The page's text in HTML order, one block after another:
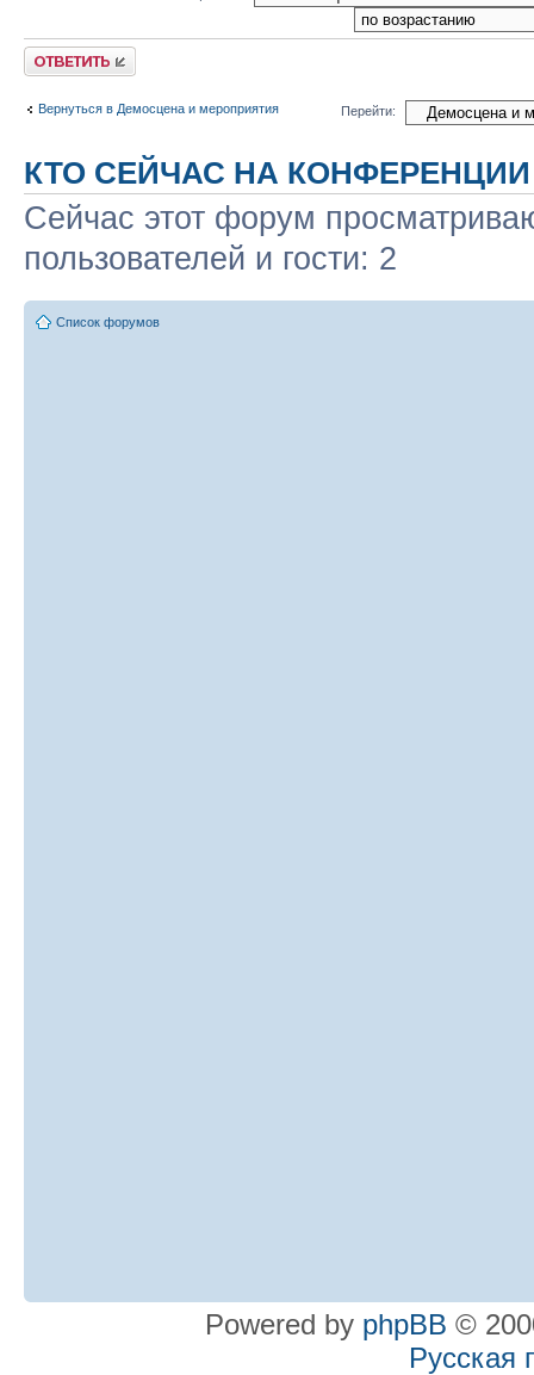
Ответить
Вернуться в Демосцена и мероприятия Перейти:
КТО СЕЙЧАС НА КОНФЕРЕНЦИИ
Сейчас этот форум
пользователей и гости: 2
Список форумов
Powered by phpBB ©
Русская